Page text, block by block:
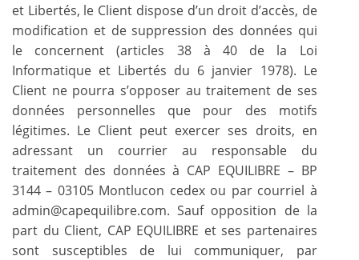
et Libertés, le Client dispose d’un droit d’accès, de
modification et de suppression des données qui
le concernent (articles 38 à 40 de la Loi
Informatique et Libertés du 6 janvier 1978). Le
Client ne pourra s’opposer au traitement de ses
données personnelles que pour des motifs
légitimes. Le Client peut exercer ses droits, en
adressant un courrier au responsable du
traitement des données à CAP EQUILIBRE – BP
3144 – 03105 Montlucon cedex ou par courriel à
admin@capequilibre.com. Sauf opposition de la
part du Client, CAP EQUILIBRE et ses partenaires
sont susceptibles de lui communiquer, par